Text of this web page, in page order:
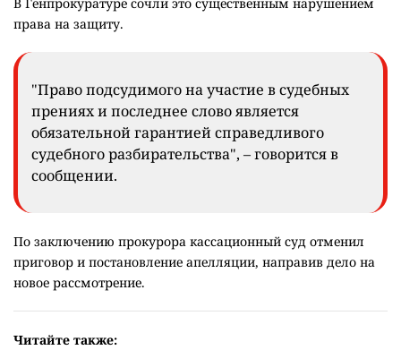
права на защиту.
"Право подсудимого на участие в судебных
прениях и последнее слово является
обязательной гарантией справедливого
судебного разбирательства", – говорится в
сообщении.
По заключению прокурора кассационный суд отменил
приговор и постановление апелляции, направив дело на
новое рассмотрение.
Читайте также: